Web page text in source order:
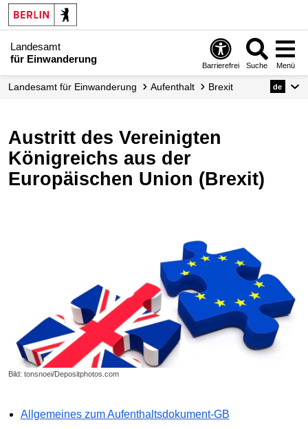
Landesamt
für Einwanderung
Barrierefrei Suche Menü
Landesamt für Einwanderung Aufenthalt Brexit de
Austritt des Vereinigten
Königreichs aus der
Europäischen Union (Brexit)
Bild: tonsnoei/Depositphotos.com
Allgemeines zum Aufenthaltsdokument-GB